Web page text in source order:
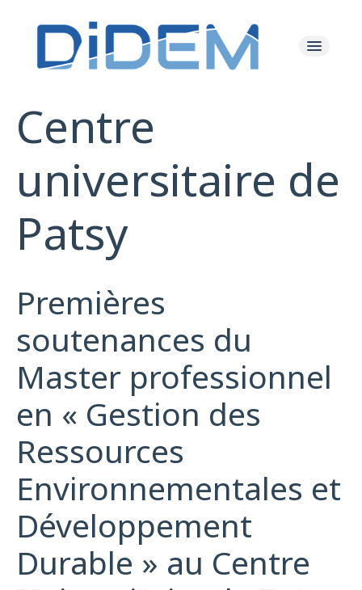
Les Actualités
Le Projet
Les Ressources
Centre
universitaire de
Patsy
Premières
soutenances du
Master professionnel
en « Gestion des
Ressources
Environnementales et
Développement
Durable » au Centre